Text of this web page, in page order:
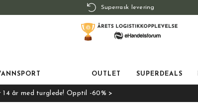
Superrask levering
OUTLET SUPERDEALS
år med turglede! Opptil -60% >